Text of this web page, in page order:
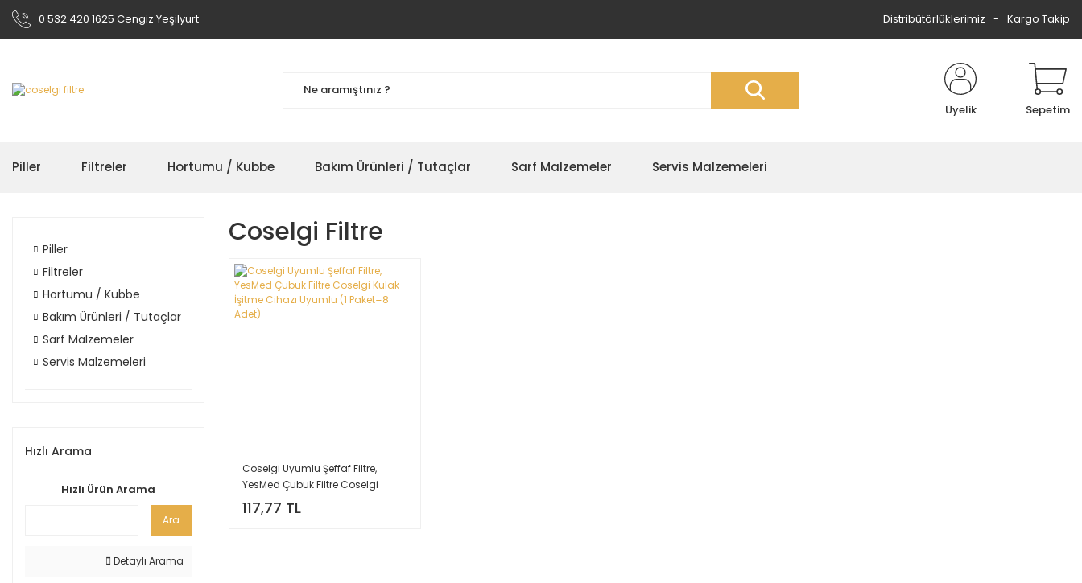
0 532 420 1625 Cengiz Yeşilyurt Distribütörlüklerimiz Kargo Takip
Üyelik Sepetim
Piller Filtreler Hortumu / Kubbe Bakım Ürünleri / Tutaçlar Sarf Malzemeler Servis Malzemeleri
Piller
Filtreler
Hortumu / Kubbe
Bakım Ürünleri / Tutaçlar
Sarf Malzemeler
Servis Malzemeleri
Hızlı Arama
Hızlı Ürün Arama
Ara
Detaylı Arama
Coselgi Filtre
Coselgi Uyumlu Şeffaf Filtre,
YesMed Çubuk Filtre Coselgi
Kulak İşitme Cihazı Uyumlu (1
Paket=8 Adet)
117,77 TL